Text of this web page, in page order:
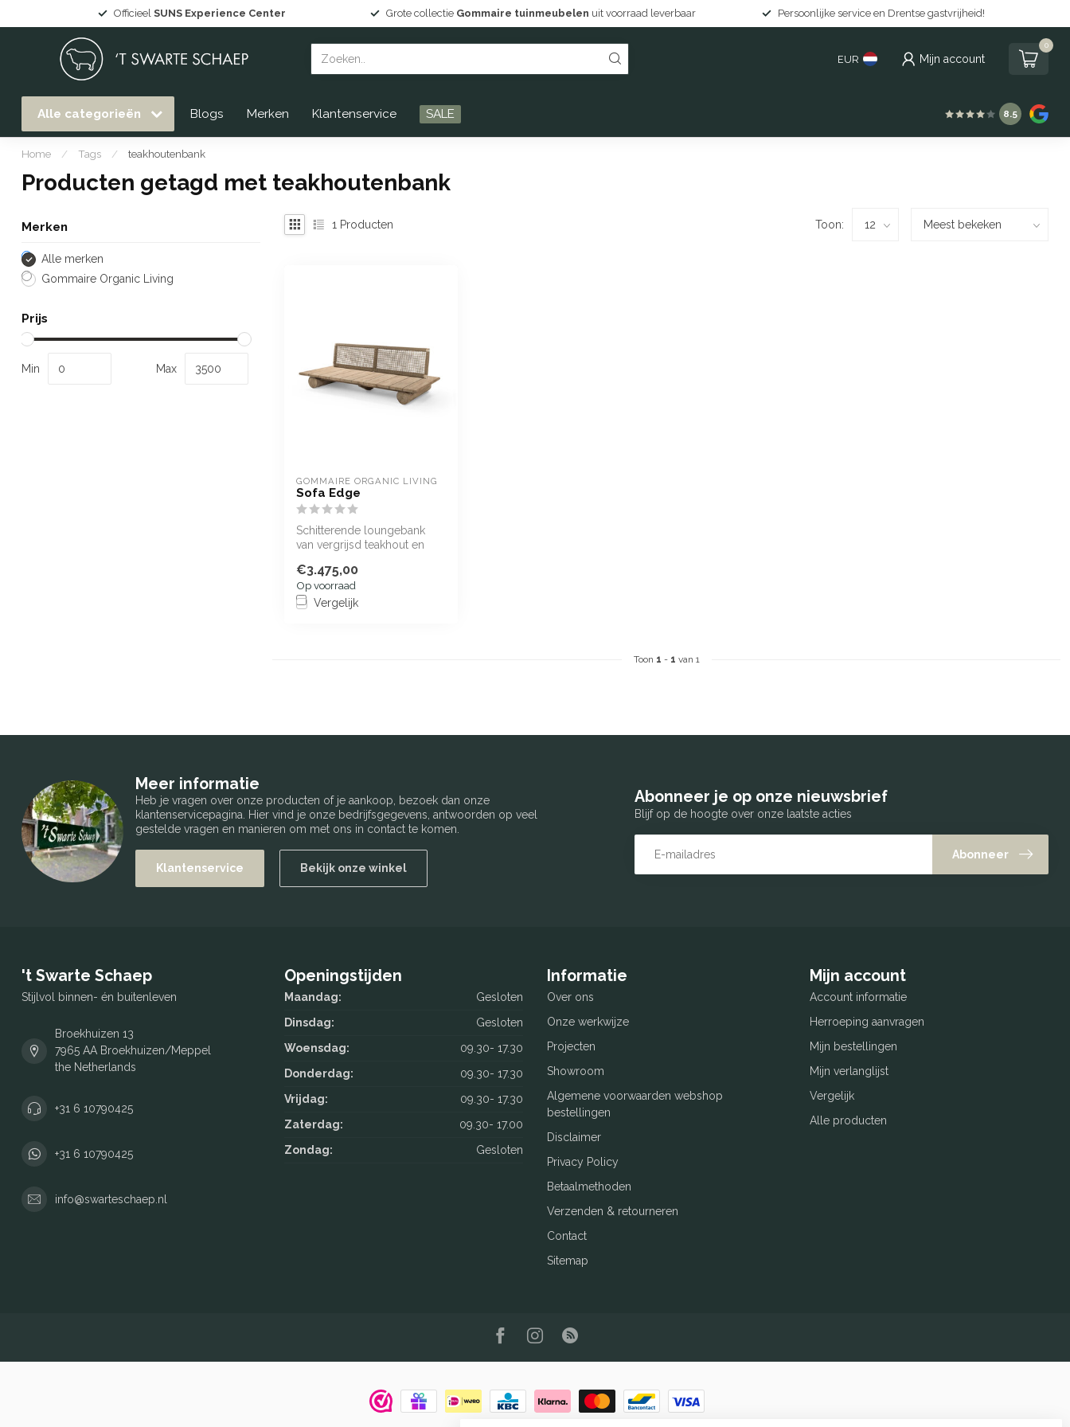
Officieel SUNS Experience Center Grote collectie Gommaire tuinmeubelen uit voorraad leverbaar Persoonlijke service en Drentse gastvrijheid!
EUR Mijn account
0
Alle categorieën Blogs Merken Klantenservice SALE 8.5
Home / Tags / teakhoutenbank
Producten getagd met teakhoutenbank
Merken
Alle merken
Gommaire Organic Living
Prijs
Min Max
1 Producten Toon:
GOMMAIRE ORGANIC LIVING
Sofa Edge
Schitterende loungebank
van vergrijsd teakhout en
W...
€3.475,00
Op voorraad
Vergelijk
Toon 1 - 1 van 1
Meer informatie
Heb je vragen over onze producten of je aankoop, bezoek dan onze
klantenservicepagina. Hier vind je onze bedrijfsgegevens, antwoorden op veel
gestelde vragen en manieren om met ons in contact te komen.
Klantenservice Bekijk onze winkel
Abonneer je op onze nieuwsbrief
Blijf op de hoogte over onze laatste acties
Abonneer
't Swarte Schaep
Stijlvol binnen- én buitenleven
Broekhuizen 13
7965 AA Broekhuizen/Meppel
the Netherlands
+31 6 10790425
+31 6 10790425
info@swarteschaep.nl
Openingstijden
Maandag:
Gesloten
Dinsdag:
Gesloten
Woensdag:
09.30- 17.30
Donderdag:
09.30- 17.30
Vrijdag:
09.30- 17.30
Zaterdag:
09.30- 17.00
Zondag:
Gesloten
Informatie
Over ons
Onze werkwijze
Projecten
Showroom
Algemene voorwaarden webshop
bestellingen
Disclaimer
Privacy Policy
Betaalmethoden
Verzenden & retourneren
Contact
Sitemap
Mijn account
Account informatie
Herroeping aanvragen
Mijn bestellingen
Mijn verlanglijst
Vergelijk
Alle producten